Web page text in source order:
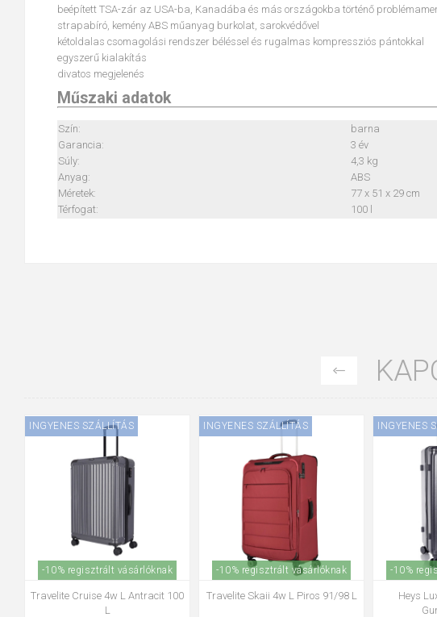
beépített TSA-zár az USA-ba, Kanadába és más országokba történő
strapabíró, kemény ABS műanyag burkolat, sarokvédővel
kétoldalas csomagolási rendszer béléssel és rugalmas kompressziós pántokkal
egyszerű kialakítás
divatos megjelenés
Műszaki adatok
Szín:
barna
Garancia:
3 év
Súly:
4,3 kg
Anyag:
ABS
Méretek:
77 x 51 x 29 cm
Térfogat:
100 l
INGYENES SZÁLLÍTÁS
-10% regisztrált vásárlóknak
Travelite Pacific L Olive 100
INGYENES SZÁLLÍTÁS
-10% regisztrált vásárlóknak
Travelite Pacific L Sárga 100
INGYENES
-10%
ÚJDONSÁG
Dielle